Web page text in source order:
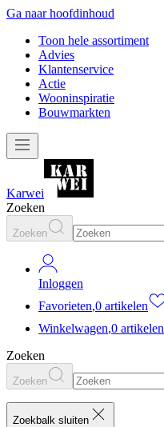
Ga naar hoofdinhoud
Toon hele assortiment
Advies
Klantenservice
Actie
Wooninspiratie
Bouwmarkten
Karwei
Zoeken
Zoeken
Inloggen
Favorieten,0 artikelen
Winkelwagen,0 artikelen
Zoeken
Zoeken
Zoekbalk sluiten